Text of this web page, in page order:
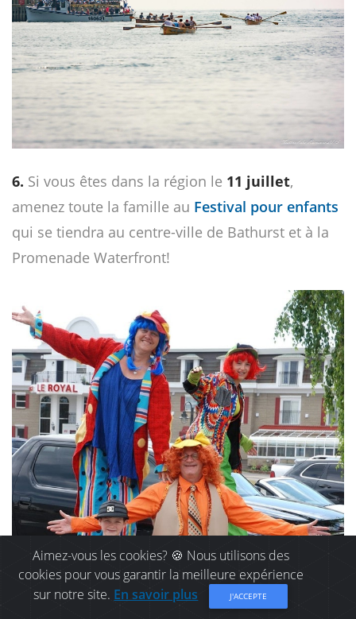
6. Si vous êtes dans la région le 11 juillet,
amenez toute la famille au Festival pour enfants
qui se tiendra au centre-ville de Bathurst et à la
Promenade Waterfront!
Aimez-vous les cookies? 🍪 Nous utilisons des
cookies pour vous garantir la meilleure expérience
sur notre site. En savoir plus J'ACCEPTE